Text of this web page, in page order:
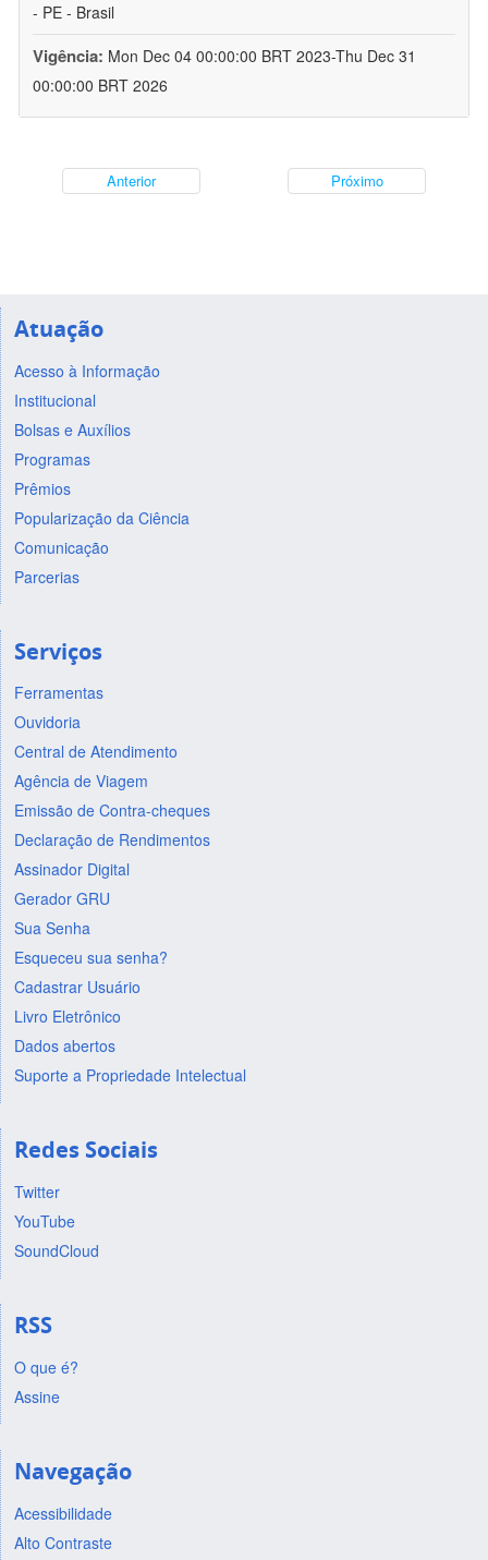
- PE - Brasil
Vigência: Mon Dec 04 00:00:00 BRT 2023-Thu Dec 31
00:00:00 BRT 2026
Anterior Próximo
Atuação
Acesso à Informação
Institucional
Bolsas e Auxílios
Programas
Prêmios
Popularização da Ciência
Comunicação
Parcerias
Serviços
Ferramentas
Ouvidoria
Central de Atendimento
Agência de Viagem
Emissão de Contra-cheques
Declaração de Rendimentos
Assinador Digital
Gerador GRU
Sua Senha
Esqueceu sua senha?
Cadastrar Usuário
Livro Eletrônico
Dados abertos
Suporte a Propriedade Intelectual
Redes Sociais
Twitter
YouTube
SoundCloud
RSS
O que é?
Assine
Navegação
Acessibilidade
Alto Contraste